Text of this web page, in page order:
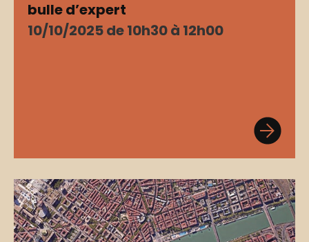
bulle d’expert
10/10/2025 de 10h30 à 12h00